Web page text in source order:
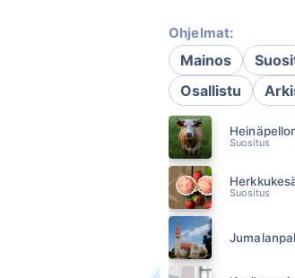
Ohjelmat:
Mainos
Osallistu
Suositus
Suositus